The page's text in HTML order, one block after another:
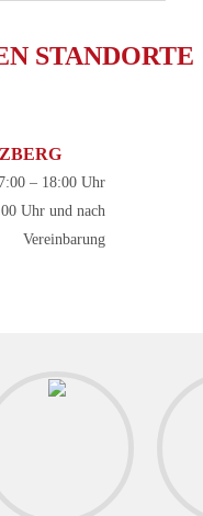
STANDORTE
– 18:00 Uhr
Uhr und nach
Vereinbarung